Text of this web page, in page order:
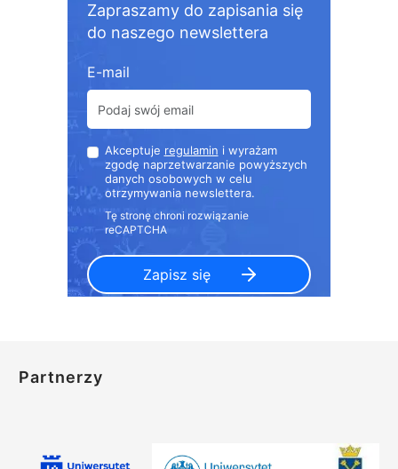
Zapraszamy do zapisania się
do naszego newslettera
E-mail
Akceptuje regulamin i wyrażam
zgodę naprzetwarzanie powyższych
danych osobowych w celu
otrzymywania newslettera.
Partnerzy